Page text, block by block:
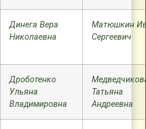
Динега Вера
Николаевна
Матюшкин
Сергеевич
Дроботенко
Ульяна
Владимировна
Татьяна
Андреевна